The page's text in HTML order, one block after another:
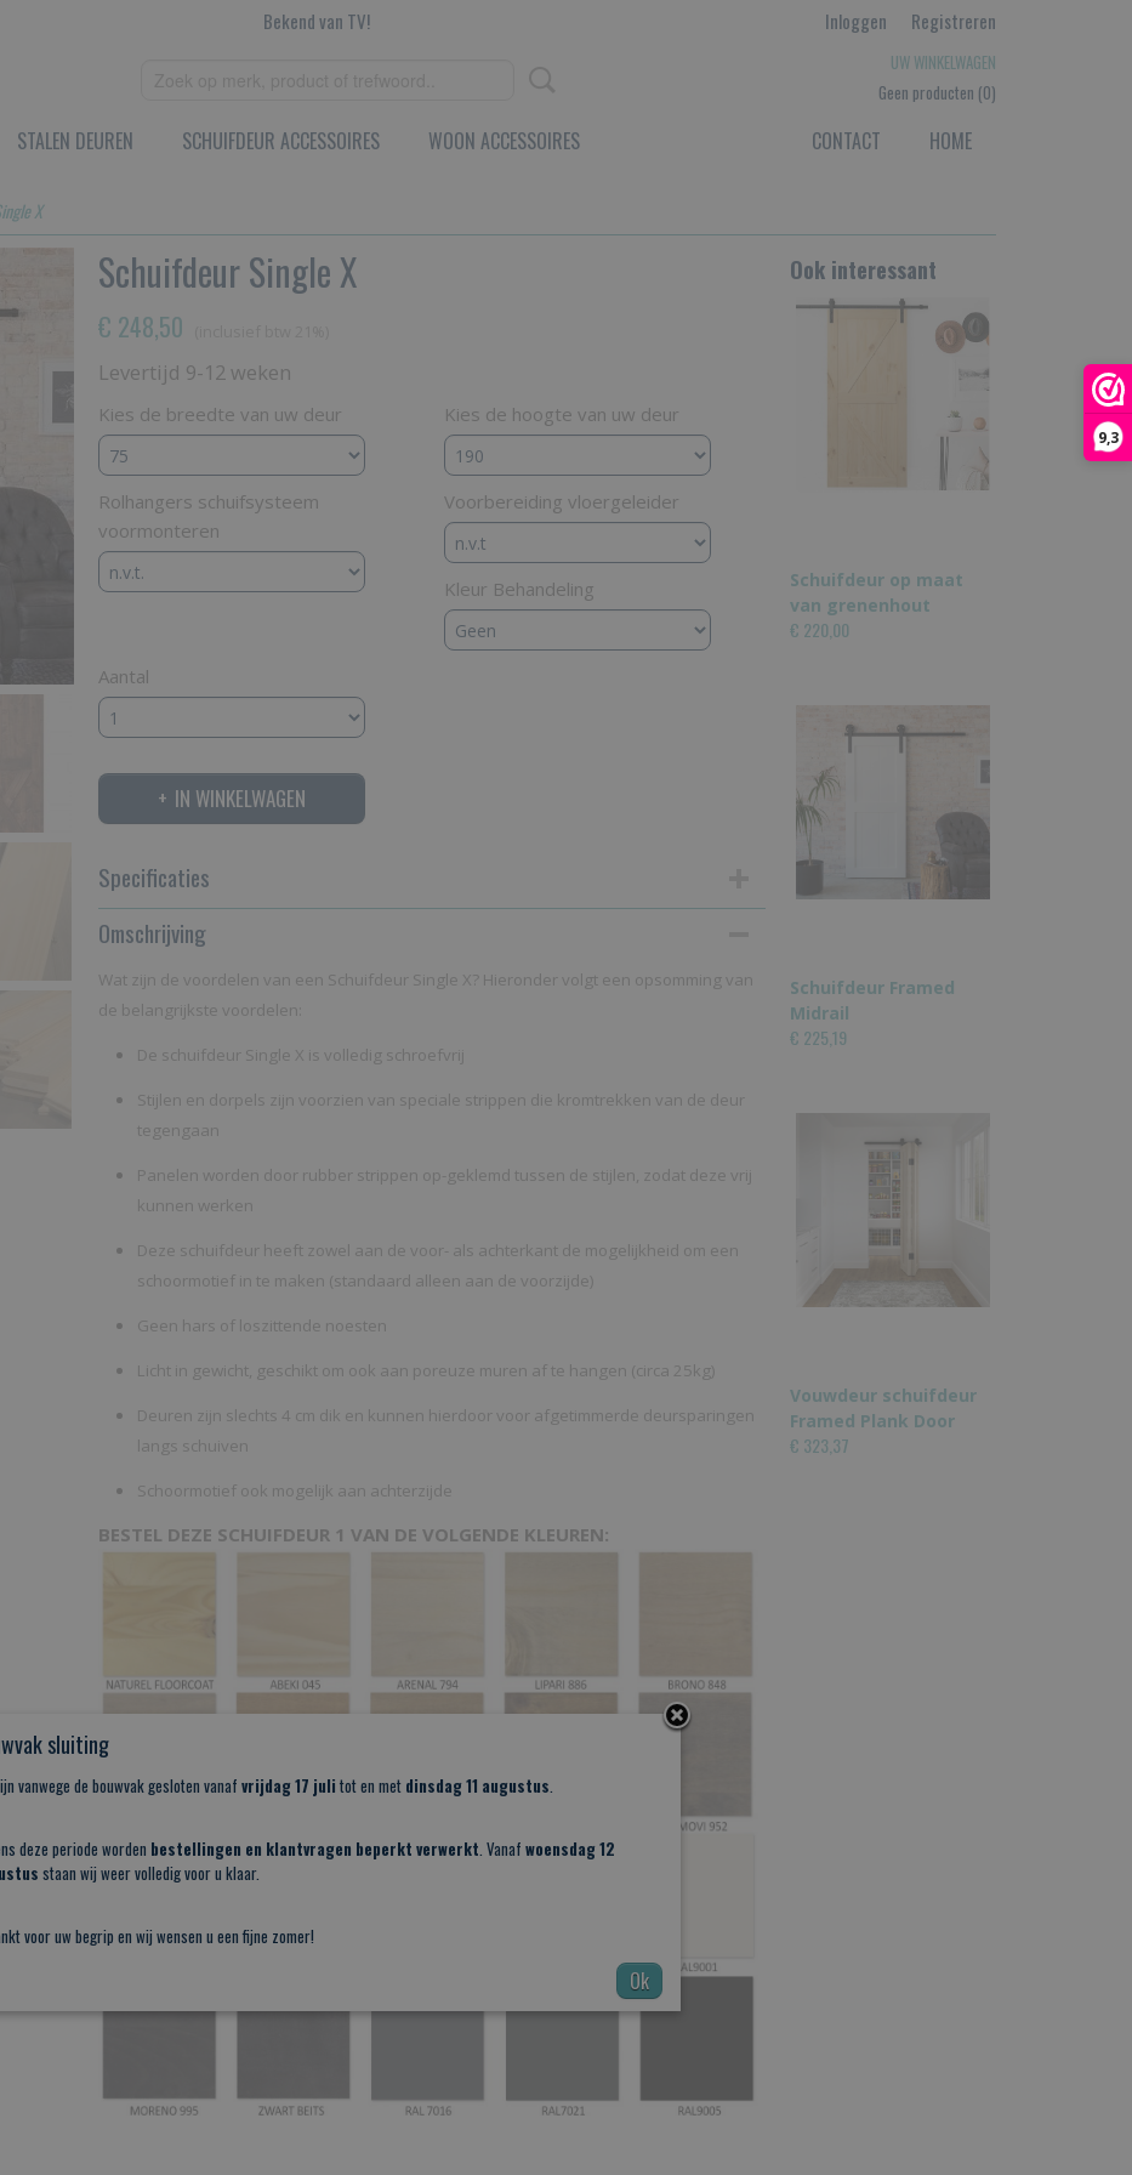
9,3
Bekend van TV! Inloggen Registreren
UW WINKELWAGEN
Geen producten (0)
HOME
CONTACT
STALEN DEUREN SCHUIFDEUR ACCESSOIRES WOON ACCESSOIRES
X
Schuifdeur Single X
€ 248,50
Levertijd 9-12 weken
Kies de breedte van uw deur Kies de hoogte van uw deur
Rolhangers schuifsysteem
voormonteren
Voorbereiding vloergeleider
Kleur Behandeling
Aantal
IN WINKELWAGEN
Specificaties
Productcode
Omschrijving
Wat zijn de voordelen van een Schuifdeur Single X? Hieronder volgt een opsomming van
de belangrijkste voordelen:
De schuifdeur Single X is volledig schroefvrij
Stijlen en dorpels zijn voorzien van speciale strippen die kromtrekken van de deur
tegengaan
Panelen worden door rubber strippen op-geklemd tussen de stijlen, zodat deze vrij
kunnen werken
Deze schuifdeur heeft zowel aan de voor- als achterkant de mogelijkheid om een
schoormotief in te maken (standaard alleen aan de voorzijde)
Geen hars of loszittende noesten
Licht in gewicht, geschikt om ook aan poreuze muren af te hangen (circa 25kg)
Deuren zijn slechts 4 cm dik en kunnen hierdoor voor afgetimmerde deursparingen
langs schuiven
Schoormotief ook mogelijk aan achterzijde
BESTEL DEZE SCHUIFDEUR 1 VAN DE VOLGENDE KLEUREN:
Ook interessant
Schuifdeur op maat
van grenenhout
€ 220,00
Schuifdeur Framed
Midrail
€ 225,19
Vouwdeur schuifdeur
Framed Plank Door
€ 323,37
sluiting
vanwege de bouwvak gesloten vanaf vrijdag 17 juli tot en met dinsdag 11 augustus.
deze periode worden bestellingen en klantvragen beperkt verwerkt. Vanaf woensdag 12
staan wij weer volledig voor u klaar.
voor uw begrip en wij wensen u een fijne zomer!
Ok